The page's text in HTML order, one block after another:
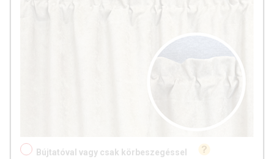
Bújtatóval vagy csak körbeszegéssel